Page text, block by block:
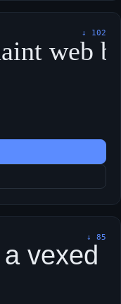
↓ 102
web
↓ 85
vexed